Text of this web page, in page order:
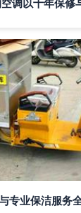
专业保洁服务